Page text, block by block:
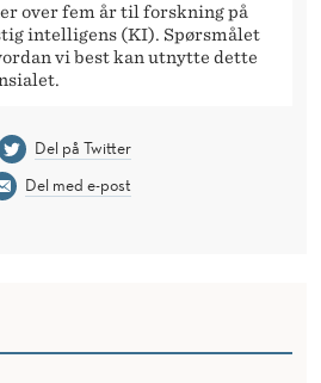
over fem år til forskning på
intelligens (KI). Spørsmålet
vi best kan utnytte dette
Del på Twitter
Del med e-post